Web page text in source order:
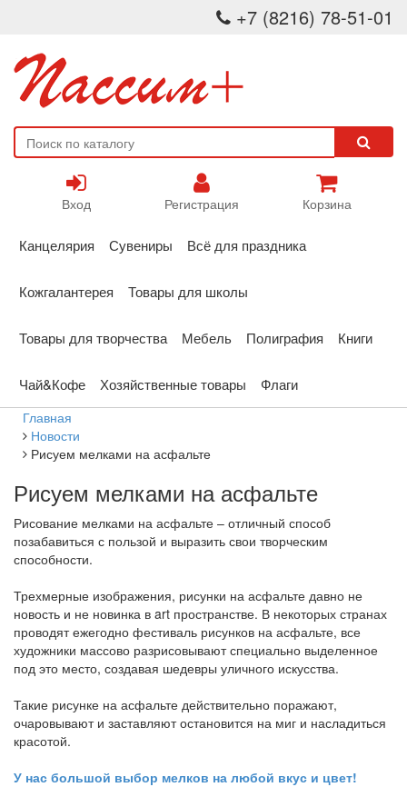
+7 (8216) 78-51-01
Вход Регистрация Корзина
Канцелярия Сувениры Всё для праздника
Кожгалантерея Товары для школы
Товары для творчества Мебель Полиграфия Книги
Чай&Кофе Хозяйственные товары Флаги
Главная
Новости
Рисуем мелками на асфальте
Рисуем мелками на асфальте
Рисование мелками на асфальте – отличный способ
позабавиться с пользой и выразить свои творческим
способности.
Трехмерные изображения, рисунки на асфальте давно не
новость и не новинка в art пространстве. В некоторых странах
проводят ежегодно фестиваль рисунков на асфальте, все
художники массово разрисовывают специально выделенное
под это место, создавая шедевры уличного искусства.
Такие рисунке на асфальте действительно поражают,
очаровывают и заставляют остановится на миг и насладиться
красотой.
У нас большой выбор мелков на любой вкус и цвет!